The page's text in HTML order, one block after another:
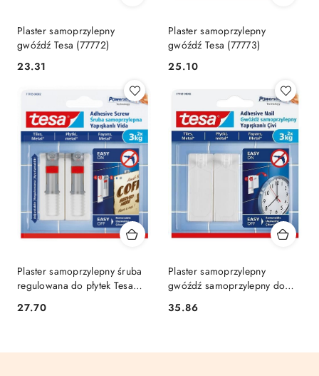
Plaster samoprzylepny
gwóźdź Tesa (77772)
Cena:
23.31
Plaster samoprzylepny
gwóźdź Tesa (77773)
Cena:
25.10
Plaster samoprzylepny śruba
regulowana do płytek Tesa
Cena:
27.70
Plaster samoprzylepny
gwóźdź samoprzylepny do
Cena:
35.86